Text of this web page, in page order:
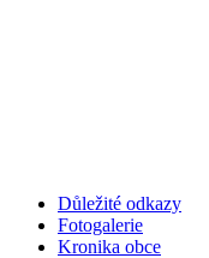
Důležité odkazy
Fotogalerie
Kronika obce